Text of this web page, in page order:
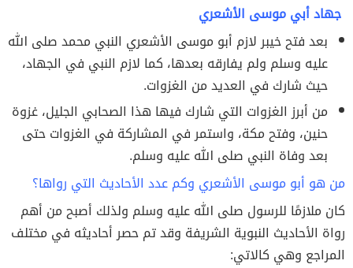
جهاد أبي موسى الأشعري
بعد فتح خيبر لازم أبو موسى الأشعري النبي محمد صلى الله
عليه وسلم ولم يفارقه بعدها، كما لازم النبي في الجهاد،
حيث شارك في العديد من الغزوات.
من أبرز الغزوات التي شارك فيها هذا الصحابي الجليل، غزوة
حنين، وفتح مكة، واستمر في المشاركة في الغزوات حتى
بعد وفاة النبي صلى الله عليه وسلم.
من هو أبو موسى الأشعري وكم عدد الأحاديث التي رواها؟
كان ملازمًا للرسول صلى الله عليه وسلم ولذلك أصبح من أهم
رواة الأحاديث النبوية الشريفة وقد تم حصر أحاديثه في مختلف
المراجع وهي كالاتي: